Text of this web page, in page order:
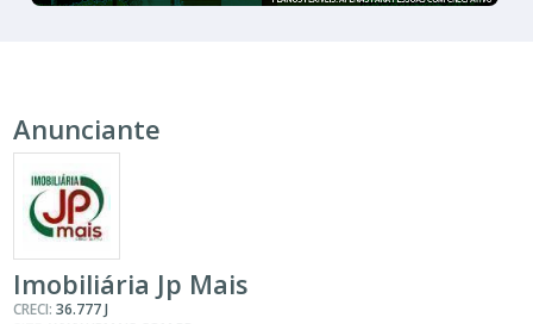
Anunciante
Imobiliária Jp Mais
CRECI:36.777 J